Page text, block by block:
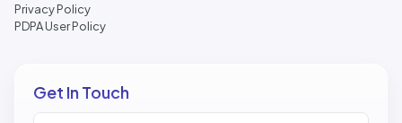
Privacy Policy
PDPA User Policy
Get In Touch